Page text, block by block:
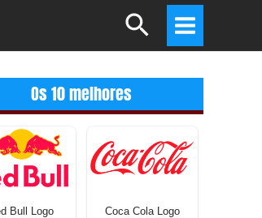
Search
Main
Menu
Os 10 melhores
Bull Logo Coca Cola Logo